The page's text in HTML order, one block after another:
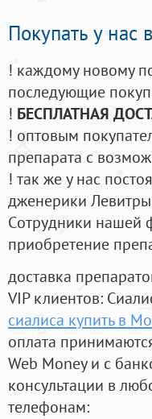
Покупать у нас
! каждому новому
последующие
! БЕСПЛАТНАЯ
! оптовым
препарата с
! так же у нас
дженерики
Cотрудники нашей
приобретение
доставка
VIP клиентов:
сиалиса купить в
оплата
Web Money и с
консультации в
телефонам: